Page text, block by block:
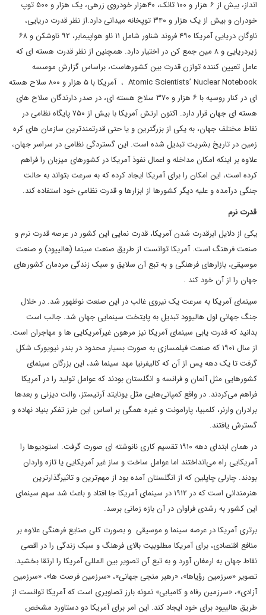
انداز، بیش از ۶ هزار و ۱۰۰ تانک، ۴۰هزار خودروی زرهی، یک هزار و ۵۰۰ توپ
خودران و بیش از یک هزار و ۳۴۰ توپخانه میدانی دارد.از نظر قدرت دریایی،
ناوگان دریایی آمریکا ۴۹۰ فروند شناور شامل ۱۱ ناو هواپیمابر، ۹۲ ناوشکن و ۶۸
زیردریایی و ۸ مین جمع کن در اختیار دارد. همچنین از نظر قدرت هسته ای که
عامل تعیین کننده توازن قدرت بین کشورهاست، براساس گزارش موسسه
Atomic Scientists’ Nuclear Notebook ، آمریکا با ۵ هزار و ۸۰۰ سلاح هسته
ای در کنار روسیه با ۶ هزار و ۳۷۰ سلاح هسته ای، در صدر دارندگان سلاح های
هسته ای جهان قرار دارد. اکنون ارتش آمریکا با بیش از ۷۵۰ پایگاه نظامی در
نقاط مختلف جهان، به یکی از بزرگترین و یا حتی قدرتمندترین سازمان های کره
زمین در تاریخ بشریت تبدیل شده است. این گستردگی نظامی در سراسر جهان،
علاوه بر اینکه امکان مداخله و اعمال نفوذ آمریکا در کشورهای میزبان را فراهم
کرده است، این امکان را برای آمریکا ایجاد کرده که به سرعت بتواند به حالت
جنگی درآمده و علیه دیگر کشورها از ابزارها و قدرت نظامی خود استفاده کند.
قدرت نرم
یکی از دلایل ابرقدرت شدن آمریکا، قدرت نمایی این کشور در عرصه قدرت نرم و
صنعت فرهنگ است. آمریکا توانست از طریق صنعت سینما (هالییود) و صنعت
موسیقی، بازارهای فرهنگی و به تبع آن سلایق و سبک زندگی مردمان کشورهای
جهان را از آن خود کند .
سینمای آمریکا به سرعت یک نیروی غالب در این صنعت نوظهور شد. در خلال
جنگ جهانی اول هالیوود تبدیل به پایتخت سینمایی جهان شد. جالب است
بدانید که قدرت یابی سینمای آمریکا نیز مرهون غیرآمریکایی ها و مهاجران است.
از سال ۱۹۰۱ که صنعت فیلمسازی به صورت بسیار محدود در بندر نیویورک شکل
گرفت تا یک دهه پس از آن که کالیفرنیا مهد سینما شد، این بزرگان سینمای
کشورهایی مثل آلمان و فرانسه و انگلستان بودند که عوامل تولید را در آمریکا
فراهم می‌کردند. در واقع کمپانی‌هایی مثل یونایتد آرتیستز، والت دیزنی و بعدها
برادران وارنر، کلمبیا، پارامونت و غیره همگی بر اساس این طرز تفکر بنیاد نهاده و
گسترش یافتند.
در همان ابتدای دهه ۱۹۱۰ تقسیم کاری نانوشته ای صورت گرفت. استودیوها را
آمریکایی راه می‌انداختند اما عوامل ساخت و ساز غیر آمریکایی یا تازه واردان
بودند. چارلی چاپلین که از انگلستان آمده بود از مهم‌ترین و تاثیرگذارترین
هنرمندانی است که در ۱۹۱۲ در سینمای آمریکا جا افتاد و باعث شد سهم سینمای
این کشور به رشدی فراوان در آن بازه زمانی برسد.
برتری آمریکا در عرصه سینما و موسیقی و بصورت کلی صنایع فرهنگی علاوه بر
منافع اقتصادی، برای آمریکا مطلوبیت بالای فرهنگ و سبک زندگی را در اقصی
نقاط جهان به ارمغان آورد و به تبع آن تصویر بین المللی آمریکا را ارتقا بخشید.
تصویر «سرزمین رؤیاها»، «رهبر منجی جهانی»، «سرزمین فرصت ها»، «سرزمین
آزادی»، «سرزمین رفاه و کامیابی» نمونه بارز تصاویری است که آمریکا توانست از
طریق هالییود برای خود ایجاد کند. این امر برای آمریکا دو دستاورد مشخص